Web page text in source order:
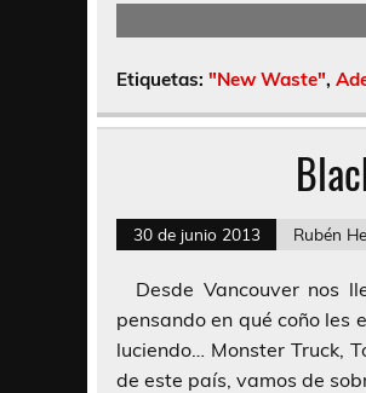
Etiquetas: "New Waste",
30 de junio 2013 Rubén
Desde Vancouver nos
pensando en qué coño les
luciendo… Monster Truck,
de este país, vamos de